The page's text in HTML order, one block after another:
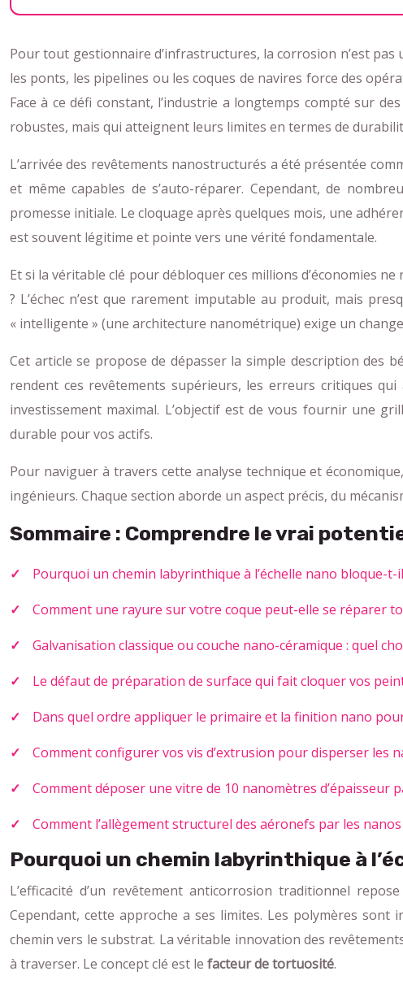
Pour tout gestionnaire d’infrastructures, la corrosion n’est
les ponts, les pipelines ou les coques de navires force des
Face à ce défi constant, l’industrie a longtemps compté sur
robustes, mais qui atteignent leurs limites en termes de
L’arrivée des revêtements nanostructurés a été présentée
et même capables de s’auto-réparer. Cependant, de
promesse initiale. Le cloquage après quelques mois, une
est souvent légitime et pointe vers une vérité fondamentale.
Et si la véritable clé pour débloquer ces millions d’économies
? L’échec n’est que rarement imputable au produit, mais
« intelligente » (une architecture nanométrique) exige un
Cet article se propose de dépasser la simple description des
rendent ces revêtements supérieurs, les erreurs critiques
investissement maximal. L’objectif est de vous fournir une
durable pour vos actifs.
Pour naviguer à travers cette analyse technique et
ingénieurs. Chaque section aborde un aspect précis, du
Sommaire : Comprendre le vrai
Pourquoi un chemin labyrinthique à l’échelle nano bloque-t-il
Comment une rayure sur votre coque peut-elle se réparer
Galvanisation classique ou couche nano-céramique : quel
Le défaut de préparation de surface qui fait cloquer vos
Dans quel ordre appliquer le primaire et la finition nano
Comment configurer vos vis d’extrusion pour disperser les
Comment déposer une vitre de 10 nanomètres d’épaisseur
Comment l’allègement structurel des aéronefs par les
Pourquoi un chemin labyrinthique à
L’efficacité d’un revêtement anticorrosion traditionnel
Cependant, cette approche a ses limites. Les polymères
chemin vers le substrat. La véritable innovation des
à traverser. Le concept clé est le facteur de tortuosité.